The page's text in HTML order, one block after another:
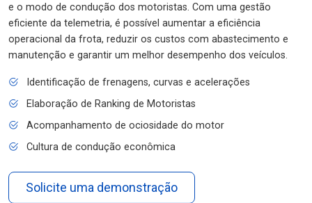
e o modo de condução dos motoristas. Com uma gestão
eficiente da telemetria, é possível aumentar a eficiência
operacional da frota, reduzir os custos com abastecimento e
manutenção e garantir um melhor desempenho dos veículos.
Identificação de frenagens, curvas e acelerações
Elaboração de Ranking de Motoristas
Acompanhamento de ociosidade do motor
Cultura de condução econômica
Solicite uma demonstração